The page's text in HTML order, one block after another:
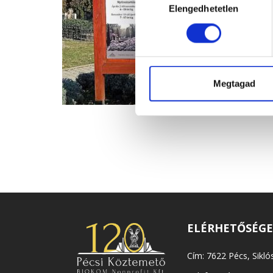
kiválasztásaElengedhetetlen
Megtagad
Cím: 7622 Pécs,